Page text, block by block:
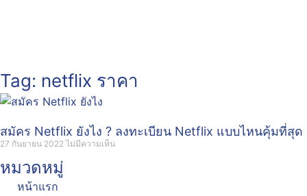
Tag: netflix ราคา
สมัคร Netflix ยังไง ? ลงทะเบียน Netflix แบบไหนคุ้มที่สุด
27 กันยายน 2022ไม่มีความเห็น
หมวดหมู่
หน้าแรก